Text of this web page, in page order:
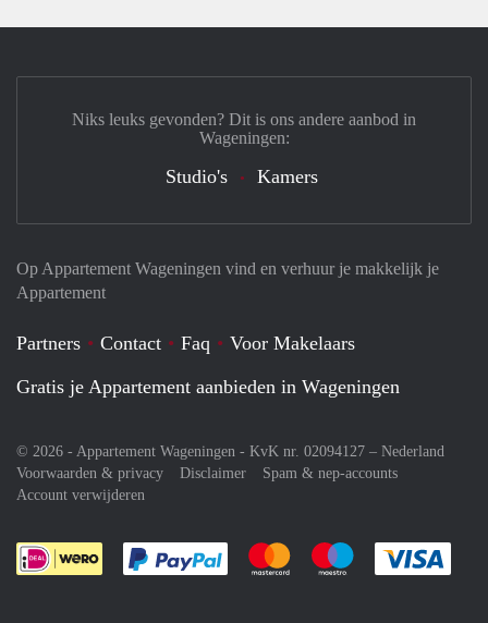
Op Appartement Wageningen vind en verhuur je makkelijk je
Appartement
Partners Contact Faq
Voor Makelaars
Gratis je Appartement aanbieden in Wageningen
© 2026 - Appartement Wageningen - KvK nr. 02094127 – Nederland
Voorwaarden & privacy
Disclaimer
Spam & nep-accounts
Account verwijderen
Je rekent gemakkelijk af met Paypal
Je rekent gemakkelijk af met
Je rekent
Niks leuks gevonden? Dit is ons andere aanbod in
Wageningen:
Studio's Kamers